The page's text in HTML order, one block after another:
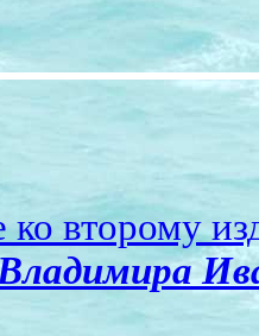
ко второму